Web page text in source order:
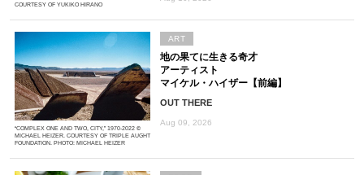
COURTESY OF YUKIKO HIRANO
“COMPLEX ONE AND TWO, CITY,” 1970-2022 ©
MICHAEL HEIZER. COURTESY OF TRIPLE AUGHT
FOUNDATION. PHOTO: MICHAEL HEIZER
地の果てに生きる奇才
アーティスト
マイケル・ハイザー【前編】
OUT THERE
Aug 09, 2026
ART